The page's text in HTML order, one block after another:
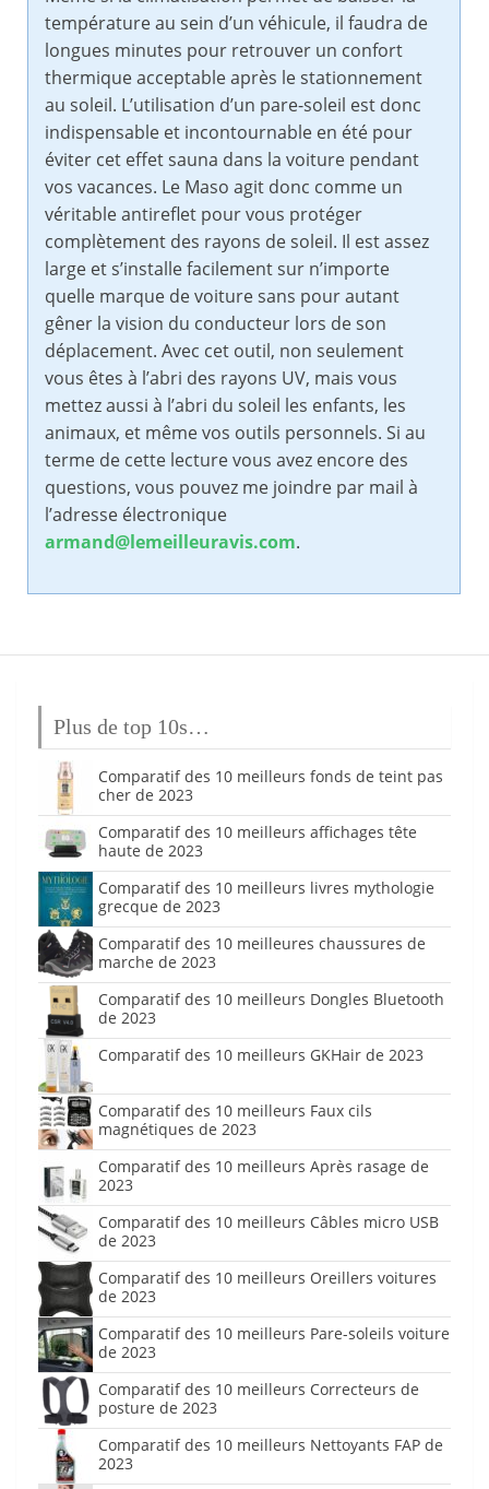
température au sein d’un véhicule, il faudra de
longues minutes pour retrouver un confort
thermique acceptable après le stationnement
au soleil. L’utilisation d’un pare-soleil est donc
indispensable et incontournable en été pour
éviter cet effet sauna dans la voiture pendant
vos vacances. Le Maso agit donc comme un
véritable antireflet pour vous protéger
complètement des rayons de soleil. Il est assez
large et s’installe facilement sur n’importe
quelle marque de voiture sans pour autant
gêner la vision du conducteur lors de son
déplacement. Avec cet outil, non seulement
vous êtes à l’abri des rayons UV, mais vous
mettez aussi à l’abri du soleil les enfants, les
animaux, et même vos outils personnels. Si au
terme de cette lecture vous avez encore des
questions, vous pouvez me joindre par mail à
l’adresse électronique
armand@lemeilleuravis.com.
Plus de top 10s…
Comparatif des 10 meilleurs fonds de teint pas
cher de 2023
Comparatif des 10 meilleurs affichages tête
haute de 2023
Comparatif des 10 meilleurs livres mythologie
grecque de 2023
Comparatif des 10 meilleures chaussures de
marche de 2023
Comparatif des 10 meilleurs Dongles Bluetooth
de 2023
Comparatif des 10 meilleurs GKHair de 2023
Comparatif des 10 meilleurs Faux cils
magnétiques de 2023
Comparatif des 10 meilleurs Après rasage de
2023
Comparatif des 10 meilleurs Câbles micro USB
de 2023
Comparatif des 10 meilleurs Oreillers voitures
de 2023
Comparatif des 10 meilleurs Pare-soleils voiture
de 2023
Comparatif des 10 meilleurs Correcteurs de
posture de 2023
Comparatif des 10 meilleurs Nettoyants FAP de
2023